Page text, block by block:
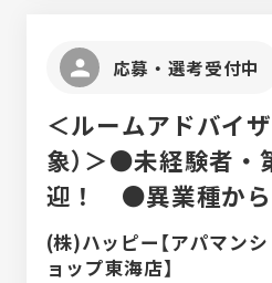
場での施工管理業務
きる働きやすい環境
応募・選考受付中
＜ルームアドバイ
象）＞●未経験者・
迎！ ●異業種か
●入社後の研修・
(株)ハッピー【アパマンシ
ョップ東海店】